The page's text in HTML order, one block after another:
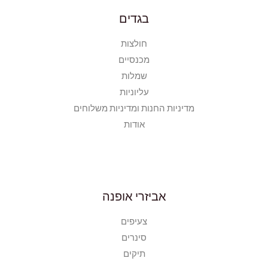
בגדים
חולצות
מכנסיים
שמלות
עליוניות
מדיניות החנות ומדיניות משלוחים
אודות
אביזרי אופנה
צעיפים
סינרים
תיקים